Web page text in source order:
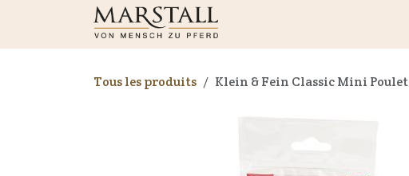
Se rendre au contenu
Tous les produits Klein & Fein Classic Mini Poulet